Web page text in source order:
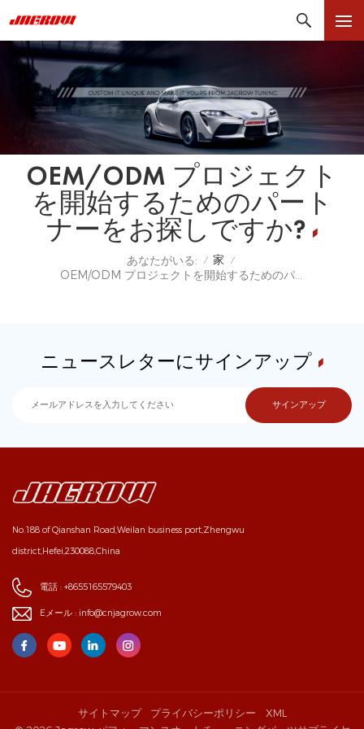
OEM/ODM プロジェクト
を開始するためのパート
ナーをお探しですか?
あなたがいる: / 家 /
ニュースレターにサインアップ
No.188 of Qianshan Road,Weilan business port,Zhengwu
district,Hefei,230088,China
電話 : +8655165579403
Eメール : info@cnjagrow.com
サイトマップ プライバシーポリシー
XML